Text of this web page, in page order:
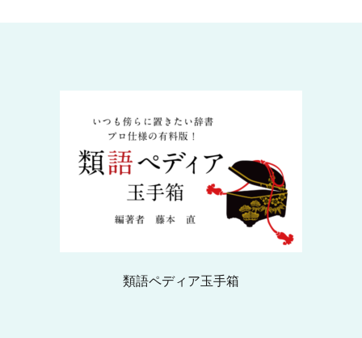
類語ペディア玉手箱